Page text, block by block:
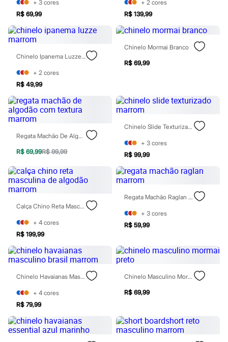
Tops
Moda íntima
Calcinhas
Cintas e Modeladores
Meias
Pijamas
Moda praia
Biquínis
Saídas de praia
Personagens
Plus size
Calças
Casacos e Jaquetas
Jeans
Moda esportiva
Shorts e Saias
Vestidos
Masculino
Em alta
Dia dos Pais
Inverno
Novidades
Roupas
Bermudas
Camisas
Calças
Camisetas e Regatas
Jeans
Polos
Bolsas e Mochilas
Chapéus e Bonés
+ 3 cores
R$ 69,99
+ 2 cores
R$ 139,99
Chinelo Ipanema Luzze Marrom
+ 2 cores
R$ 49,99
Chinelo Mormai Branco
R$ 69,99
Regata Machão De Algodão Com Textura Marrom
R$ 69,99R$ 99,99
Chinelo Slide Texturizado Marrom
+ 3 cores
R$ 99,99
Calça Chino Reta Masculina De Algodão Marrom
+ 4 cores
R$ 199,99
Regata Machão Raglan Marrom
+ 3 cores
R$ 59,99
Chinelo Havaianas Masculino Brasil Marrom
+ 4 cores
R$ 79,99
Chinelo Masculino Mormai Preto
R$ 69,99